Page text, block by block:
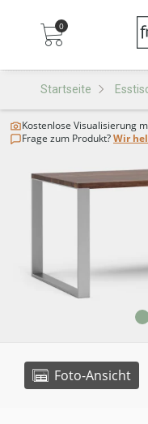
0
Startseite
Foto-Ansicht
Kostenlose Visualisierung
Frage zum Produkt?Wir